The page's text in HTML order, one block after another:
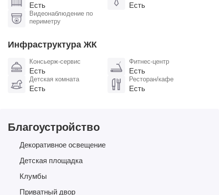
Есть Есть
Видеонаблюдение по
периметру
Инфраструктура ЖК
Консьерж-сервис
Есть
Фитнес-центр
Есть
Детская комната
Есть
Ресторан/кафе
Есть
Благоустройство
Декоративное освещение
Детская площадка
Клумбы
Приватный двор